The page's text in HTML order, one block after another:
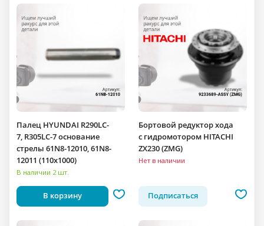
Палец HYUNDAI R290LC-
7, R305LC-7 основание
стрелы 61N8-12010, 61N8-
12011 (110x1000)
В наличии 2 шт.
В корзину
Бортовой редуктор хода
c гидромотором HITACHI
ZX230 (ZMG)
Нет в наличии
Подписаться